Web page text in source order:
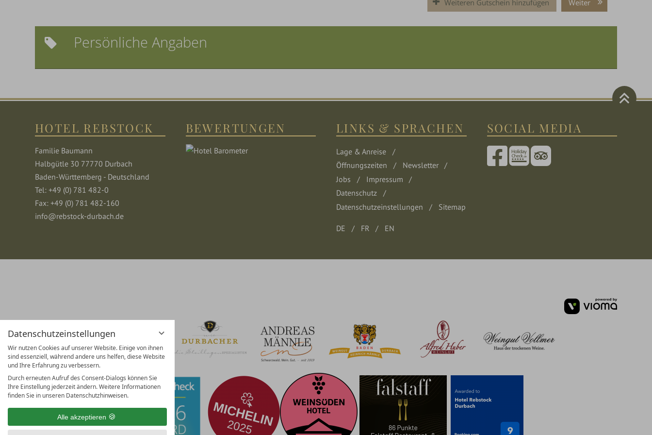
Datenschutzeinstellungen
Wir nutzen Cookies auf unserer Website. Einige von ihnen
sind essenziell, während andere uns helfen, diese Website
und Ihre Erfahrung zu verbessern.
Durch erneuten Aufruf des Consent-Dialogs können Sie
Ihre Einstellung jederzeit ändern. Weitere Informationen
finden Sie in unseren Datenschutzhinweisen.
Alle akzeptieren
Weiteren Gutschein hinzufügen Weiter
Persönliche Angaben
HOTEL REBSTOCK
Familie Baumann
Halbgütle 30 77770 Durbach
Baden-Württemberg - Deutschland
Tel: +49 (0) 781 482-0
Fax: +49 (0) 781 482-160
info@rebstock-durbach.de
BEWERTUNGEN LINKS & SPRACHEN
Lage & Anreise
Öffnungszeiten
Newsletter
Jobs
Impressum
Datenschutz
Datenschutzeinstellungen
Sitemap
DE FR EN
SOCIAL MEDIA
vioma
GmbH